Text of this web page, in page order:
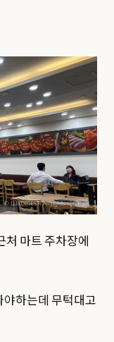
처 마트 주차장에
하는데 무턱대고